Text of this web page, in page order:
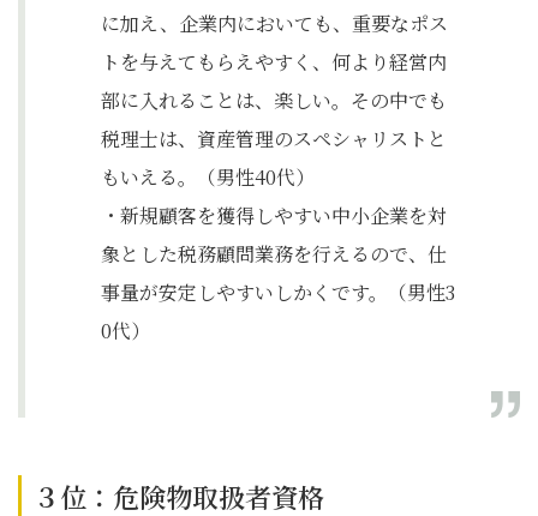
に加え、企業内においても、重要なポス
トを与えてもらえやすく、何より経営内
部に入れることは、楽しい。その中でも
税理士は、資産管理のスペシャリストと
もいえる。（男性40代）
・新規顧客を獲得しやすい中小企業を対
象とした税務顧問業務を行えるので、仕
事量が安定しやすいしかくです。（男性3
0代）
３位：危険物取扱者資格